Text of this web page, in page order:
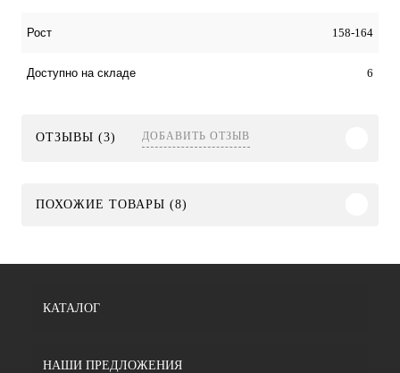
Рост 158-164
Доступно на складе 6
ОТЗЫВЫ (3) ДОБАВИТЬ ОТЗЫВ
ПОХОЖИЕ ТОВАРЫ (8)
КАТАЛОГ
НАШИ ПРЕДЛОЖЕНИЯ